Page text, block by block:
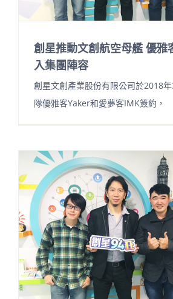
創星推動文創航空母艦 優雅
入集團陣容
創星文創產業股份有限公司於2018
隊優雅客Yaker和愛夢客IMK簽約，